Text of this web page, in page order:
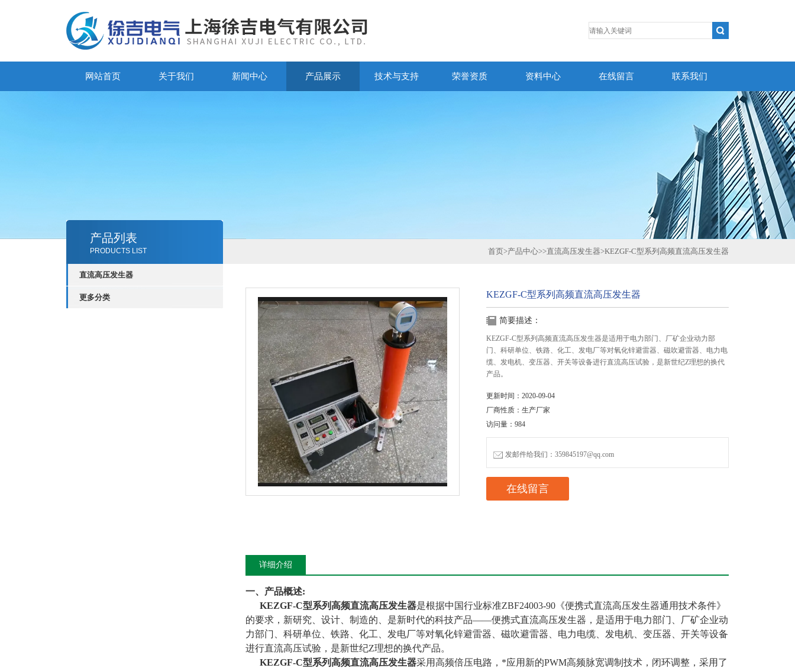
网站首页 关于我们 新闻中心 产品展示 技术与支持 荣誉资质 资料中心 在线留言 联系我们
产品列表
PRODUCTS LIST
直流高压发生器
更多分类
首页>产品中心>>直流高压发生器>KEZGF-C型系列高频直流高压发生器
KEZGF-C型系列高频直流高压发生器
简要描述：
KEZGF-C型系列高频直流高压发生器是适用于电力部门、厂矿企业动力部
门、科研单位、铁路、化工、发电厂等对氧化锌避雷器、磁吹避雷器、电力电
缆、发电机、变压器、开关等设备进行直流高压试验，是新世纪Z理想的换代
产品。
更新时间：2020-09-04
厂商性质：生产厂家
访问量：984
发邮件给我们：359845197@qq.com
在线留言
详细介绍
一、产品概述:
KEZGF-C型系列高频直流高压发生器是根据中国行业标准ZBF24003-90《便携式直流高压发生器通用技术条件》
的要求，新研究、设计、制造的、是新时代的科技产品——便携式直流高压发生器，是适用于电力部门、厂矿企业动
力部门、科研单位、铁路、化工、发电厂等对氧化锌避雷器、磁吹避雷器、电力电缆、发电机、变压器、开关等设备
进行直流高压试验，是新世纪Z理想的换代产品。
KEZGF-C型系列高频直流高压发生器采用高频倍压电路，*应用新的PWM高频脉宽调制技术，闭环调整，采用了